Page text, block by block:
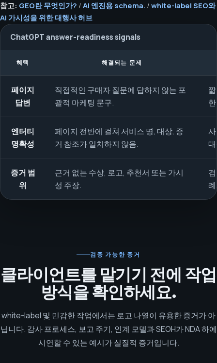
참고: GEO란 무엇인가? / AI 엔진용 schema. / white-label SEO와
AI 가시성을 위한 대행사 허브
ChatGPT answer-readiness signals
혜택 해결되는 문제
페이지
답변
직접적인 구매자 질문에 답하지 않는 포
괄적 마케팅 문구.
엔터티
명확성
페이지 전반에 걸쳐 서비스 명, 대상, 증
거 참조가 일치하지 않음.
증거 범
위
근거 없는 수상, 로고, 추천서 또는 가시
성 주장.
검증 가능한 증거
클라이언트를 맡기기 전에 작업
방식을 확인하세요.
white-label 및 민감한 작업에서는 로고 나열이 유용한 증거가 아
닙니다. 감사 프로세스, 보고 주기, 인계 모델과 SEOH가 NDA 하에
시연할 수 있는 예시가 실질적 증거입니다.